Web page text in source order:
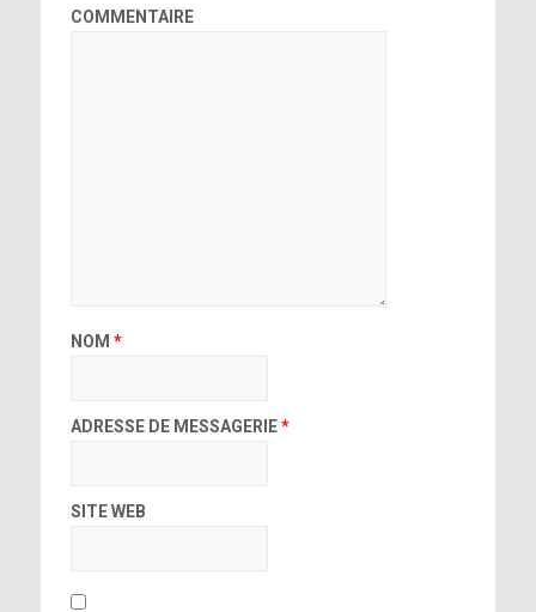
COMMENTAIRE
NOM *
ADRESSE DE MESSAGERIE*
SITE WEB